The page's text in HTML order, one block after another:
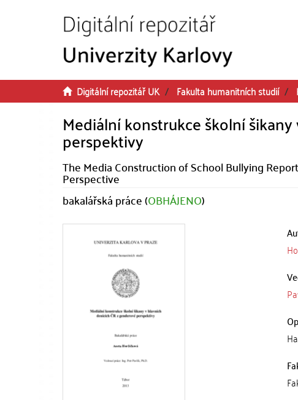
Digitální repozitář UK Fakulta humanitních studií
Mediální konstrukce školní
perspektivy
The Media Construction of School Bullying
Perspective
bakalářská práce (OBHÁJENO)